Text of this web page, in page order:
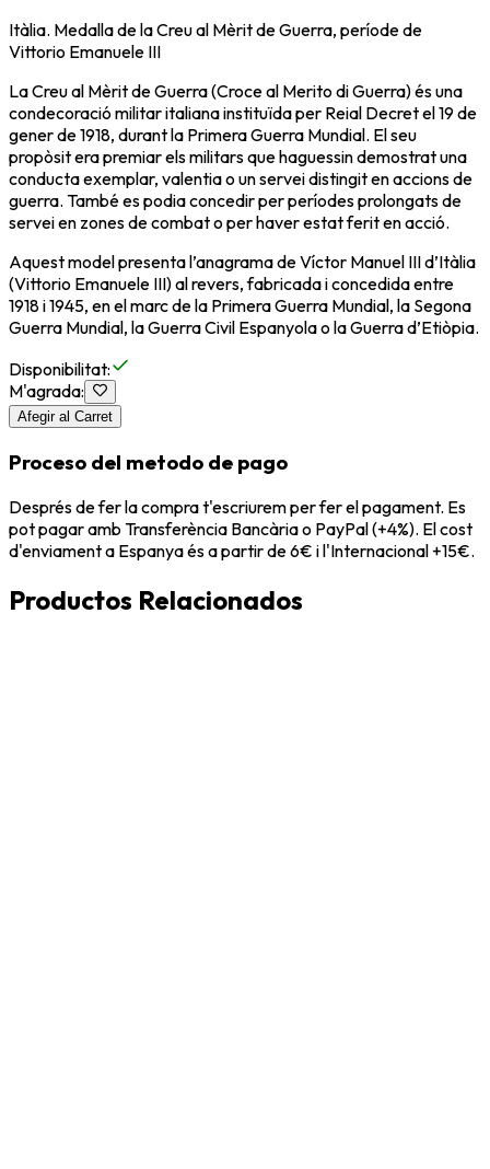
Itàlia. Medalla de la Creu al Mèrit de Guerra, període de
Vittorio Emanuele III
La Creu al Mèrit de Guerra (Croce al Merito di Guerra) és una
condecoració militar italiana instituïda per Reial Decret el 19 de
gener de 1918, durant la Primera Guerra Mundial. El seu
propòsit era premiar els militars que haguessin demostrat una
conducta exemplar, valentia o un servei distingit en accions de
guerra. També es podia concedir per períodes prolongats de
servei en zones de combat o per haver estat ferit en acció.
Aquest model presenta l’anagrama de Víctor Manuel III d’Itàlia
(Vittorio Emanuele III) al revers, fabricada i concedida entre
1918 i 1945, en el marc de la Primera Guerra Mundial, la Segona
Guerra Mundial, la Guerra Civil Espanyola o la Guerra d’Etiòpia.
Disponibilitat:
M'agrada:
Afegir al Carret
Proceso del metodo de pago
Després de fer la compra t'escriurem per fer el pagament. Es
pot pagar amb Transferència Bancària o PayPal (+4%). El cost
d'enviament a Espanya és a partir de 6€ i l'Internacional +15€.
Productos Relacionados